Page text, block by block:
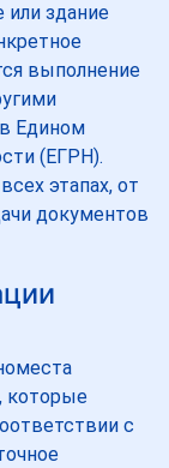
здание
выполнение
Едином
(ЕГРН).
этапах, от
документов
которые
с